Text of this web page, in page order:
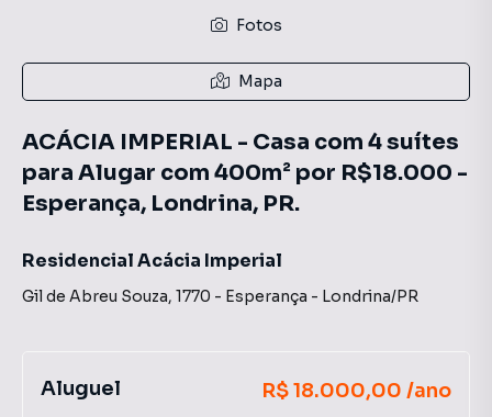
Fotos
Mapa
ACÁCIA IMPERIAL - Casa com 4 suítes
para Alugar com 400m² por R$18.000 -
Esperança, Londrina, PR.
Residencial Acácia Imperial
Gil de Abreu Souza, 1770 - Esperança - Londrina/PR
Aluguel R$ 18.000,00 /ano